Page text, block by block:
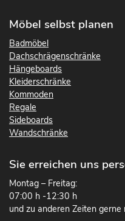
Möbel selbst planen
Badmöbel
Dachschrägenschränke
Hängeboards
Kleiderschränke
Kommoden
Regale
Sideboards
Wandschränke
Sie erreichen uns
Montag – Freitag:
07:00 h -12:30 h
und zu anderen Zeiten gerne